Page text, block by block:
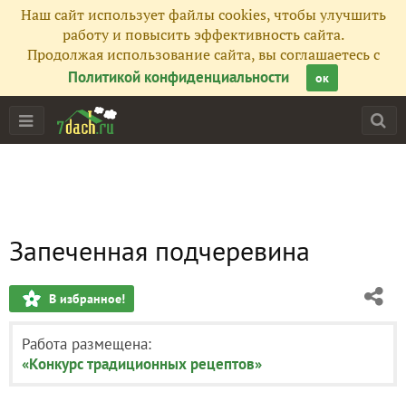
Наш сайт использует файлы cookies, чтобы улучшить
работу и повысить эффективность сайта.
Продолжая использование сайта, вы соглашаетесь с
Политикой конфиденциальности
ок
Запеченная подчеревина
В избранное!
Работа размещена:
«Конкурс традиционных рецептов»